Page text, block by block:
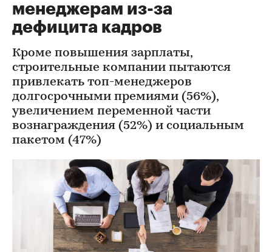
менеджерам из-за
дефицита кадров
Кроме повышения зарплаты,
строительные компании пытаются
привлекать топ-менеджеров
долгосрочными премиями (56%),
увеличением переменной части
вознаграждения (52%) и социальным
пакетом (47%)